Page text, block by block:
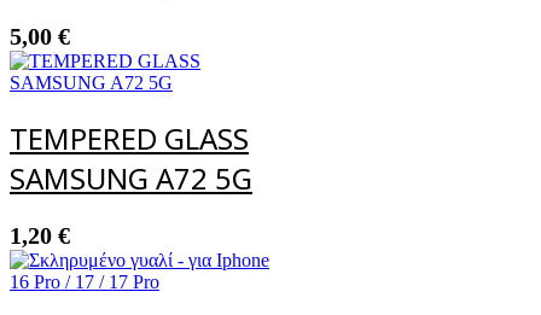
5,00 €
TEMPERED GLASS
SAMSUNG A72 5G
1,20 €